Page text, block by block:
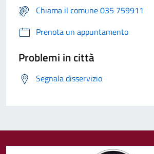
Chiama il comune 035 759911
Prenota un appuntamento
Problemi in città
Segnala disservizio